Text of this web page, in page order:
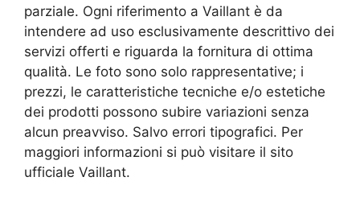
parziale. Ogni riferimento a Vaillant è da
intendere ad uso esclusivamente descrittivo dei
servizi offerti e riguarda la fornitura di ottima
qualità. Le foto sono solo rappresentative; i
prezzi, le caratteristiche tecniche e/o estetiche
dei prodotti possono subire variazioni senza
alcun preavviso. Salvo errori tipografici. Per
maggiori informazioni si può visitare il sito
ufficiale Vaillant.